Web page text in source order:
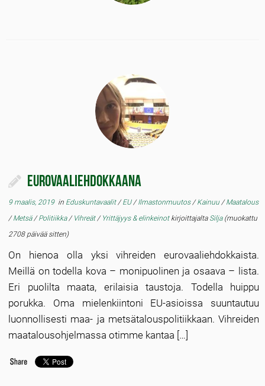
Eurovaaliehdokkaana
9 maalis, 2019in Eduskuntavaalit/EU/Ilmastonmuutos/Kainuu/Maatalous
/Metsä/Politiikka/ Vihreät/ Yrittäjyys & elinkeinot kirjoittajalta Silja(muokattu
2708 päivää sitten)
On hienoa olla yksi vihreiden eurovaaliehdokkaista.
Meillä on todella kova – monipuolinen ja osaava – lista.
Eri puolilta maata, erilaisia taustoja. Todella huippu
porukka. Oma mielenkiintoni EU-asioissa suuntautuu
luonnollisesti maa- ja metsätalouspolitiikkaan. Vihreiden
maatalousohjelmassa otimme kantaa […]